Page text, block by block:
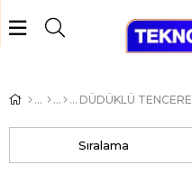
DÜDÜKLÜ TENCERE
Sıralama